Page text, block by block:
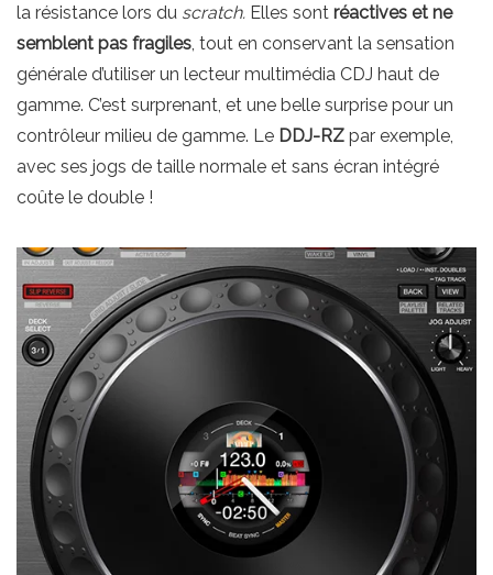
la résistance lors du scratch. Elles sont réactives et ne
semblent pas fragiles , tout en conservant la sensation
générale d’utiliser un lecteur multimédia CDJ haut de
gamme. C’est surprenant, et une belle surprise pour un
contrôleur milieu de gamme. Le DDJ-RZ par exemple,
avec ses jogs de taille normale et sans écran intégré
coûte le double !